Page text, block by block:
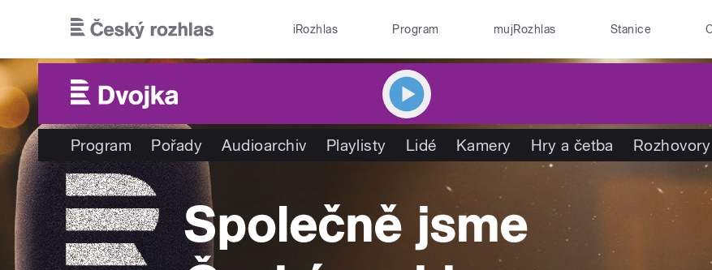
iRozhlas Program mujRozhlas Stanice
Program Pořady Audioarchiv Playlisty Lidé Kamery Hry a četba Rozhovory